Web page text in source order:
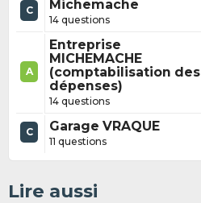
C Michemache
14 questions
A
Entreprise
MICHEMACHE
(comptabilisation des
dépenses)
14 questions
C Garage VRAQUE
11 questions
Lire aussi